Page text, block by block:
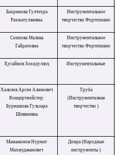
Бахрамова Гулчехра
Рахматуллаевна
Инструментальное
творчество.Фортепиано
Соипова Малика
Гайратовна
Инструментальное
творчество.Фортепиано
Ҳусайнов Зохидуллоҳ Инструментальные
Халилов Арсен Алимович
Концертмейстер:
Бурнашова Гульзара
Шевкиевна
Труба
(Инструменталная
творчество )
Мамажонов Нурмат
Махмуджанович
Доира (Народные
инструменты )